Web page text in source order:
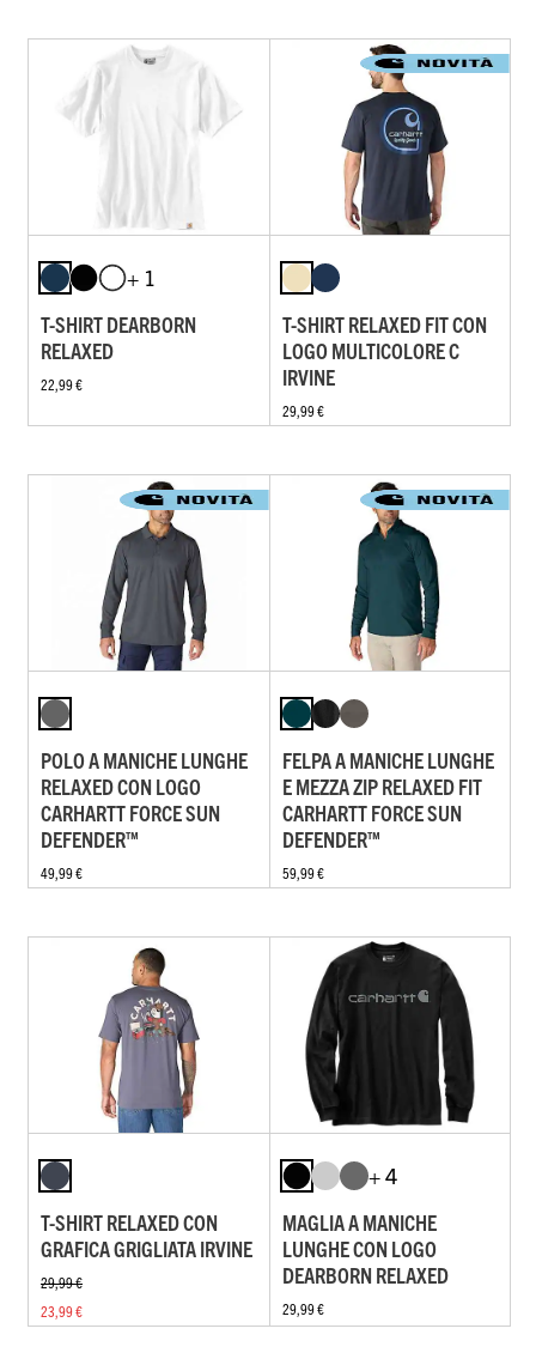
+ 1
T-SHIRT DEARBORN
RELAXED
22,99 €
T-SHIRT RELAXED FIT CON
LOGO MULTICOLORE C
IRVINE
29,99 €
POLO A MANICHE LUNGHE
RELAXED CON LOGO
CARHARTT FORCE SUN
DEFENDER™
49,99 €
FELPA A MANICHE LUNGHE
E MEZZA ZIP RELAXED FIT
CARHARTT FORCE SUN
DEFENDER™
59,99 €
T-SHIRT RELAXED CON
GRAFICA GRIGLIATA IRVINE
29,99 €
23,99 €
+ 4
MAGLIA A MANICHE
LUNGHE CON LOGO
DEARBORN RELAXED
29,99 €